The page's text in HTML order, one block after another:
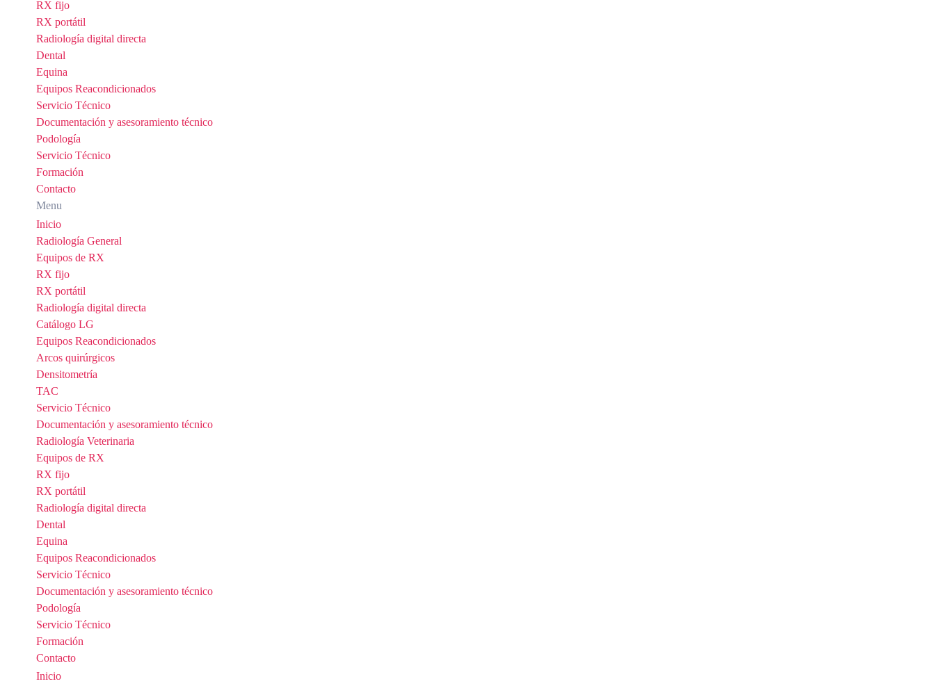
RX fijo
RX portátil
Radiología digital directa
Dental
Equina
Equipos Reacondicionados
Servicio Técnico
Documentación y asesoramiento técnico
Podología
Servicio Técnico
Formación
Contacto
Menu
Inicio
Radiología General
Equipos de RX
RX fijo
RX portátil
Radiología digital directa
Catálogo LG
Equipos Reacondicionados
Arcos quirúrgicos
Densitometría
TAC
Servicio Técnico
Documentación y asesoramiento técnico
Radiología Veterinaria
Equipos de RX
RX fijo
RX portátil
Radiología digital directa
Dental
Equina
Equipos Reacondicionados
Servicio Técnico
Documentación y asesoramiento técnico
Podología
Servicio Técnico
Formación
Contacto
Inicio